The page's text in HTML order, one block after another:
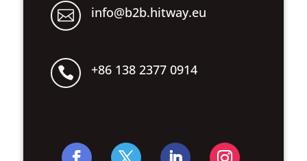
 info@b2b.hitway.eu
 +86 138 2377 0914